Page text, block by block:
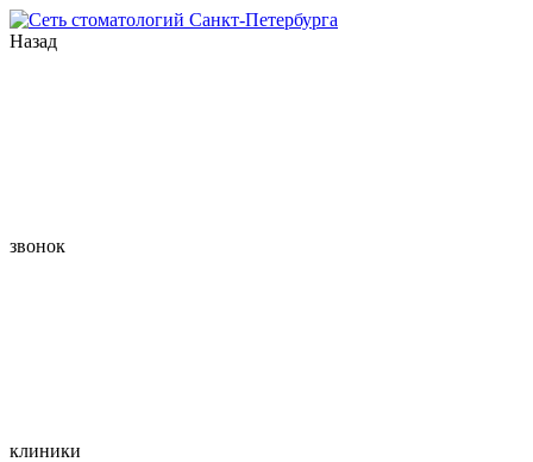
Назад
звонок
клиники